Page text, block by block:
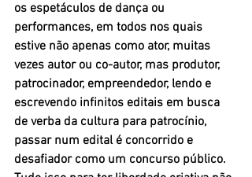
os espetáculos de dança ou
performances, em todos nos quais
estive não apenas como ator, muitas
vezes autor ou co-autor, mas produtor,
patrocinador, empreendedor, lendo e
escrevendo infinitos editais em busca
de verba da cultura para patrocínio,
passar num edital é concorrido e
desafiador como um concurso público.